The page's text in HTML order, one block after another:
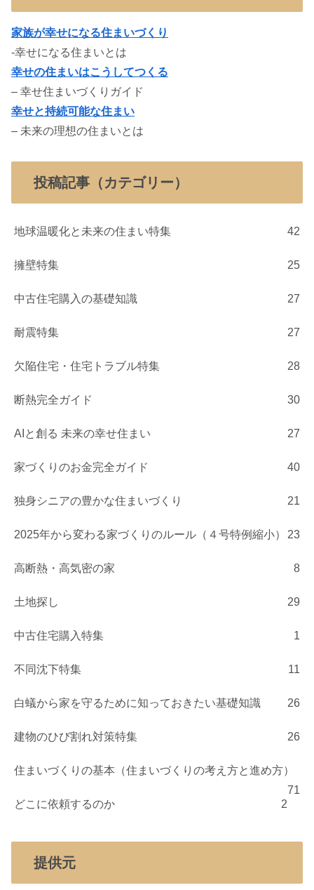
家族が幸せになる住まいづくり
-幸せになる住まいとは
幸せの住まいはこうしてつくる
– 幸せ住まいづくりガイド
幸せと持続可能な住まい
– 未来の理想の住まいとは
投稿記事（カテゴリー）
地球温暖化と未来の住まい特集 42
擁壁特集 25
中古住宅購入の基礎知識 27
耐震特集 27
欠陥住宅・住宅トラブル特集 28
断熱完全ガイド 30
AIと創る 未来の幸せ住まい 27
家づくりのお金完全ガイド 40
独身シニアの豊かな住まいづくり 21
2025年から変わる家づくりのルール（４号特例縮小） 23
高断熱・高気密の家 8
土地探し 29
中古住宅購入特集 1
不同沈下特集 11
白蟻から家を守るために知っておきたい基礎知識 26
建物のひび割れ対策特集 26
住まいづくりの基本（住まいづくりの考え方と進め方）
71
どこに依頼するのか
2
提供元